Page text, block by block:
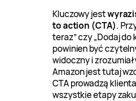
Kluczowy jest
to action (CTA).
teraz” czy „Dodaj do
powinien być
widoczny i
Amazon jest tutaj
CTA prowadzą
wszystkie etapy